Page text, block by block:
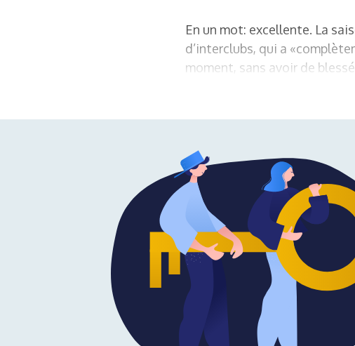
En un mot: excellente. La
d’interclubs, qui a
moment, sans avoir de